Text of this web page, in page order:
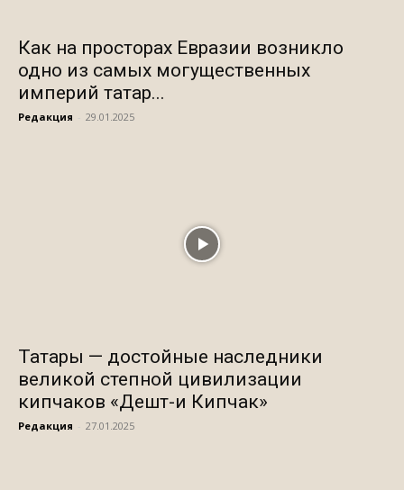
Как на просторах Евразии возникло
одно из самых могущественных
империй татар...
Редакция 29.01.2025
Татары — достойные наследники
великой степной цивилизации
кипчаков «Дешт-и Кипчак»
Редакция 27.01.2025